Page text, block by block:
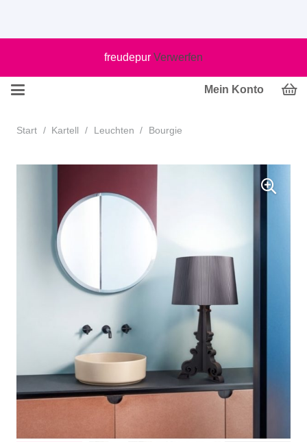
freudepur Verwerfen
Mein Konto
Start / Kartell / Leuchten / Bourgie